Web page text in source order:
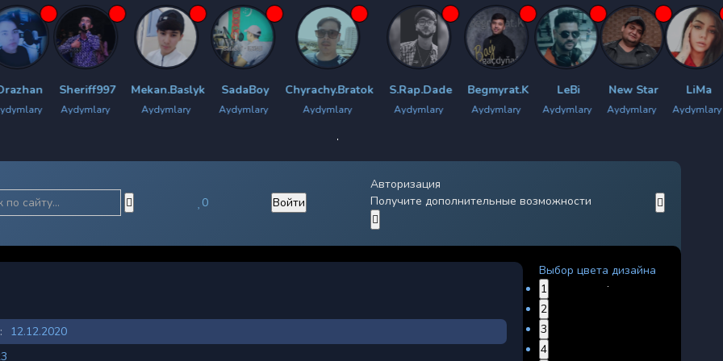
Sheriff997
Aydymlary
Mekan.Baslyk
Aydymlary
SadaBoy
Aydymlary
Chyrachy.Bratok
Aydymlary
S.Rap.Dade
Aydymlary
Begmyrat.K
Aydymlary
LeBi
Aydymlary
New Star
Aydymlary
LiMa
Aydymlary
0 Войти
Авторизация
Получите дополнительные возможности
12.12.2020
Выбор цвета дизайна
1
2
3
4